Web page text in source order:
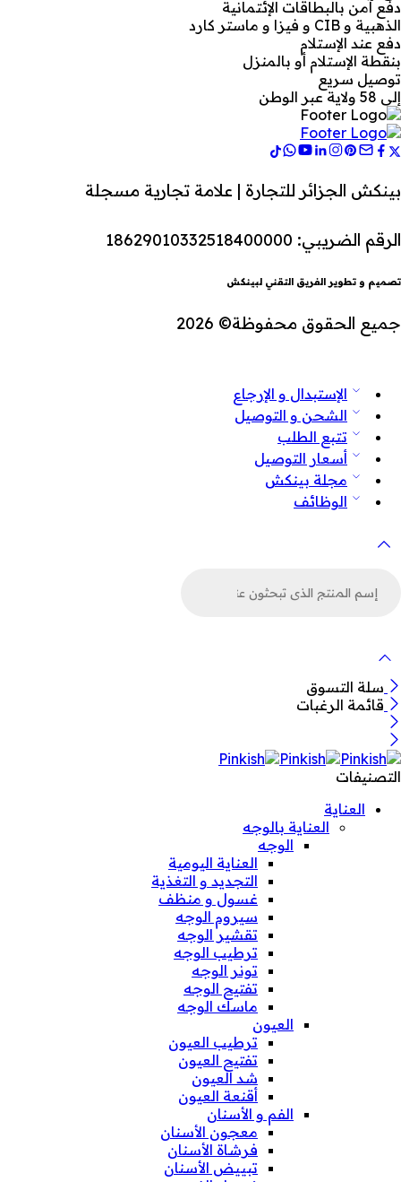
دفع آمن بالبطاقات الإئتمانية
الذهبية و CIB و فيزا و ماستر كارد
دفع عند الإستلام
بنقطة الإستلام أو بالمنزل
توصيل سريع
إلى 58 ولاية عبر الوطن
بينكش الجزائر للتجارة | علامة تجارية مسجلة
الرقم الضريبي: 18629010332518400000
تصميم و تطوير الفريق التقني لبينكش
جميع الحقوق محفوظة© 2026
الإستبدال و الإرجاع
الشحن و التوصيل
تتبع الطلب
أسعار التوصيل
مجلة بينكش
الوظائف
سلة التسوق
قائمة الرغبات
التصنيفات
العناية
العناية بالوجه
الوجه
العناية اليومية
التجديد و التغذية
غسول و منظف
سيروم الوجه
تقشير الوجه
ترطيب الوجه
تونر الوجه
تفتيح الوجه
ماسك الوجه
العيون
ترطيب العيون
تفتيح العيون
شد العيون
أقنعة العيون
الفم و الأسنان
معجون الأسنان
فرشاة الأسنان
تبييض الأسنان